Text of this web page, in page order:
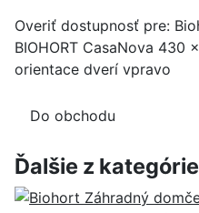
Overiť dostupnosť pre:
BIOHORT CasaNova 430
orientace dverí vpravo
Do obchodu
Ďalšie z